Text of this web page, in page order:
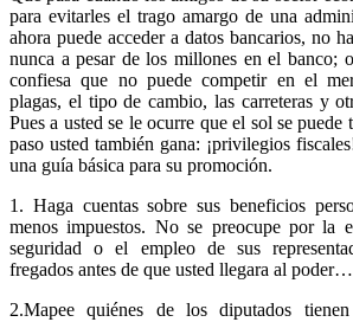
para evitarles el trago amargo de una
ahora puede acceder a datos bancarios, no
nunca a pesar de los millones en el banco;
confiesa que no puede competir en el
plagas, el tipo de cambio, las carreteras y
Pues a usted se le ocurre que el sol se
paso usted también gana: ¡privilegios
una guía básica para su promoción.
1. Haga cuentas sobre sus beneficios
menos impuestos. No se preocupe por la
seguridad o el empleo de sus
fregados antes de que usted llegara al poder…
2.Mapee quiénes de los diputados